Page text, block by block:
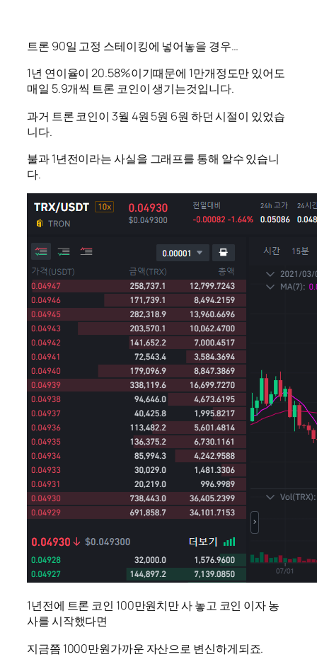
트론 90일 고정 스테이킹에 넣어놓을 경우…
1년 연이율이 20.58%이기때문에 1만개정도만 있어도
매일 5.9개씩 트론 코인이 생기는것입니다.
과거 트론 코인이 3월 4원 5원 6원 하던 시절이 있었습
니다.
불과 1년전이라는 사실을 그래프를 통해 알수 있습니
다.
1년전에 트론 코인 100만원치만 사 놓고 코인 이자 농
사를 시작했다면
지금쯤 1000만원가까운 자산으로 변신하게되죠.